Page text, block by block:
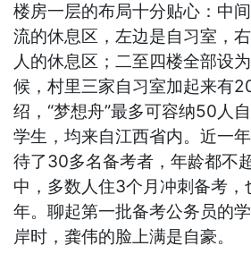
楼房一层的布局十分贴心：中
流的休息区，左边是自习室，
人的休息区；二至四楼全部设
候，村里三家自习室加起来有
绍，“梦想舟”最多可容纳50人
学生，均来自江西省内。近一
待了30多名备考者，年龄都不
中，多数人住3个月冲刺备考，
年。聊起第一批备考公务员的
岸时，龚伟的脸上满是自豪。